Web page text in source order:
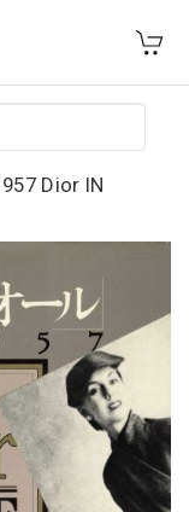
Dior IN